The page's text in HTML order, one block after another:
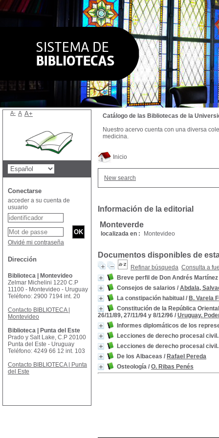
Inicio
New search
Información de la editorial
Monteverde
localizada en : Montevideo
Documentos disponibles de
Refinar búsqueda Consulta a
Breve perfil de Don Andrés Martínez
Consejos de salarios / Abdala,
La constipación habitual / B. Varela
Constitución de la República
26/11/89, 27/11/94 y 8/12/96 / Uruguay.
Informes diplomáticos de los
Lecciones de derecho procesal civil.
Lecciones de derecho procesal civil.
De los Albaceas / Rafael Pereda
Osteología / O. Ribas Penés
Catálogo de las Bibliotecas de la
Nuestro acervo cuenta con una diversa
medicina.
A- A A+
Conectarse
acceder a su cuenta de
usuario
Olvidé mi contraseña
Dirección
Biblioteca | Montevideo
Zelmar Michelini 1220 C.P
11100 - Montevideo - Uruguay
Teléfono: 2900 7194 int. 20
Contacto BIBLIOTECA |
Montevideo
Biblioteca | Punta del Este
Prado y Salt Lake, C.P 20100
Punta del Este - Uruguay
Teléfono: 4249 66 12 int. 103
Contacto BIBLIOTECA | Punta
del Este